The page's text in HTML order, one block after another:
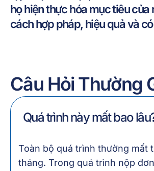
họ hiện thực hóa mục tiêu của
cách hợp pháp, hiệu quả và
Câu Hỏi Thường
Quá trình này mất bao
Toàn bộ quá trình thường mất
tháng. Trong quá trình nộp